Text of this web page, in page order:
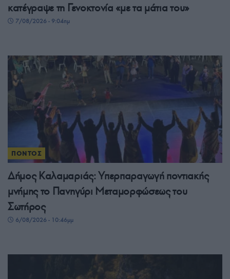
κατέγραψε τη Γενοκτονία «με τα μάτια του»
7/08/2026 - 9:04πμ
ΠΟΝΤΟΣ
Δήμος Καλαμαριάς: Υπερπαραγωγή ποντιακής
μνήμης το Πανηγύρι Μεταμορφώσεως του
Σωτήρος
6/08/2026 - 10:46μμ